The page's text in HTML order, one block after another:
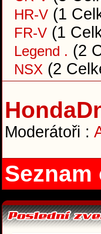
HR-V (1
FR-V (1
Legend . (2
NSX (2
Moderátoři :